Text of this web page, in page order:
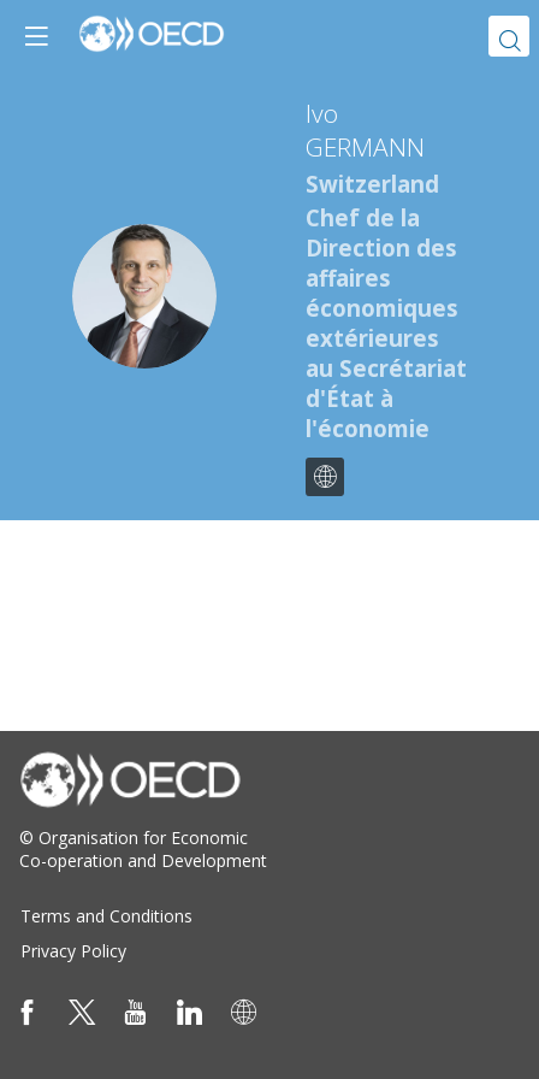
IG
GERMANN
Switzerland
Chef de la
Direction des
affaires
économiques
extérieures
au Secrétariat
d'État à
l'économie
© Organisation for Economic
Co-operation and Development
Terms and Conditions
Privacy Policy